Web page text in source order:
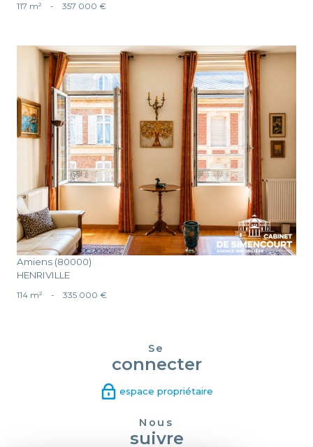
117 m² - 357 000 €
voir le bien
Amiens (80000)
HENRIVILLE
114 m² - 335 000 €
Se
connecter
espace propriétaire
Nous
suivre